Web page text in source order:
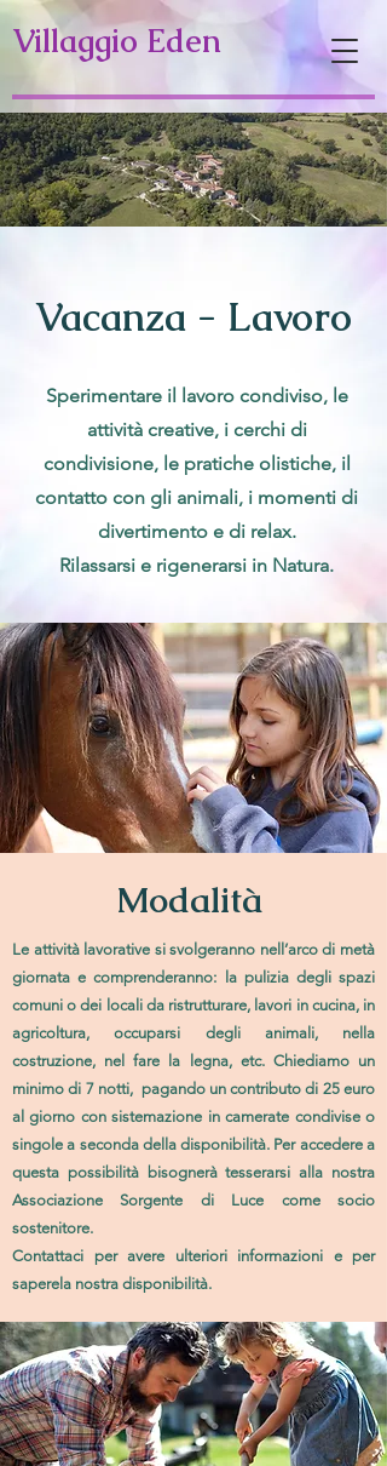
Villaggio Eden
Vacanza - Lavoro
Sperimentare il lavoro condiviso, le
attività creative, i cerchi di
condivisione, le pratiche olistiche, il
contatto con gli animali, i momenti di
divertimento e di relax.
Rilassarsi e rigenerarsi in Natura.
Modalità
Le attività lavorative si svolgeranno nell’arco di metà
giornata e comprenderanno: la pulizia degli spazi
comuni o dei locali da ristrutturare, lavori in cucina, in
agricoltura, occuparsi degli animali, nella
costruzione, nel fare la legna, etc. Chiediamo un
minimo di 7 notti, pagando un contributo di 25 euro
al giorno con sistemazione in camerate condivise o
singole a seconda della disponibilità. Per accedere a
questa possibilità bisognerà tesserarsi alla nostra
Associazione Sorgente di Luce come socio
sostenitore.
Contattaci per avere ulteriori informazioni e per
sapere la nostra disponibilità.